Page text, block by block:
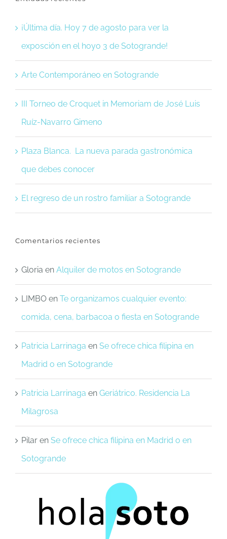
¡Última día. Hoy 7 de agosto para ver la
exposción en el hoyo 3 de Sotogrande!
Arte Contemporáneo en Sotogrande
III Torneo de Croquet in Memoriam de José Luis
Ruíz-Navarro Gimeno
Plaza Blanca. La nueva parada gastronómica
que debes conocer
El regreso de un rostro familiar a Sotogrande
Comentarios recientes
Gloria en Alquiler de motos en Sotogrande
LIMBO en Te organizamos cualquier evento:
comida, cena, barbacoa o fiesta en Sotogrande
Patricia Larrinaga en Se ofrece chica filipina en
Madrid o en Sotogrande
Patricia Larrinaga en Geriátrico. Residencia La
Milagrosa
Pilar en Se ofrece chica filipina en Madrid o en
Sotogrande